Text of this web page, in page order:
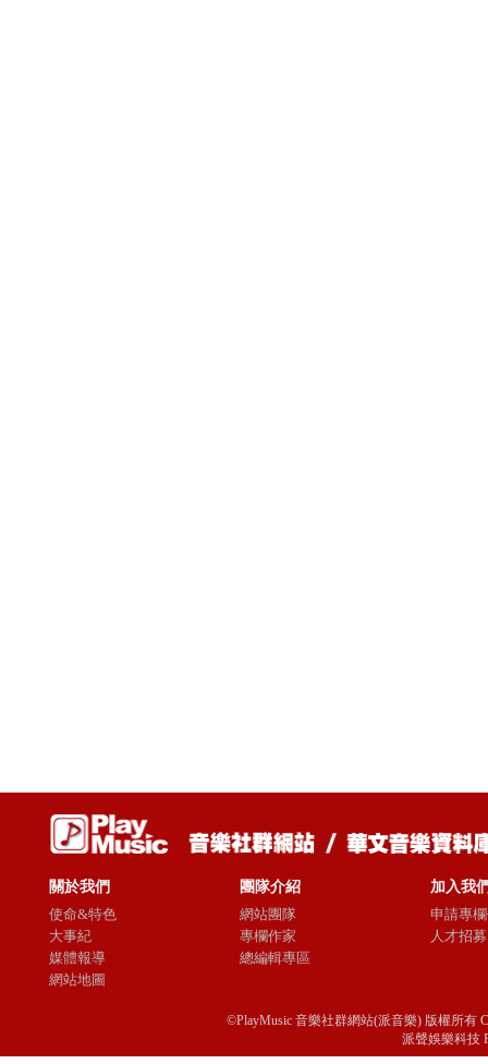
關於我們
使命&特色
大事紀
媒體報導
網站地圖
團隊介紹
網站團隊
專欄作家
總編輯專區
加入我
申請專
人才招募
©PlayMusic 音樂社群網站(派音樂) 版權所有
派聲娛樂科技